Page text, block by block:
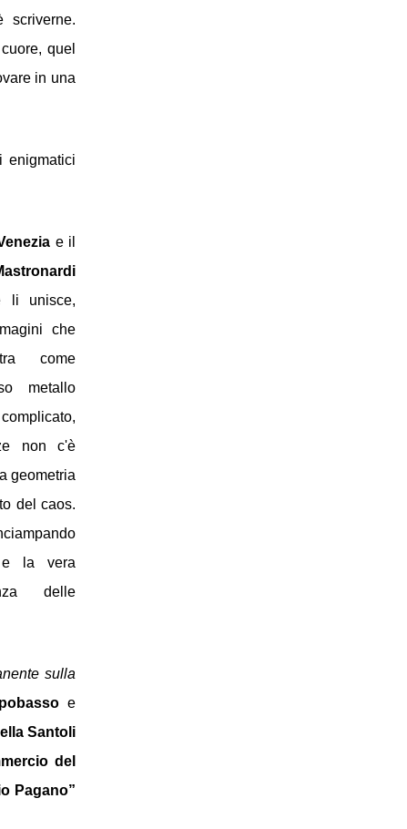
scriverne.
quel
in una
enigmatici
e il
li unisce,
che
come
metallo
non c'è
geometria
del caos.
e la vera
delle
sulla
e
Santoli
del
Pagano”